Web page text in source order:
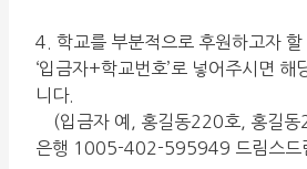
4. 학교를 부분적으로 후원하고자
‘입금자+학교번호’로 넣어주시면 해
니다.
(입금자 예, 홍길동220호, 홍길동
은행 1005-402-595949 드림스드